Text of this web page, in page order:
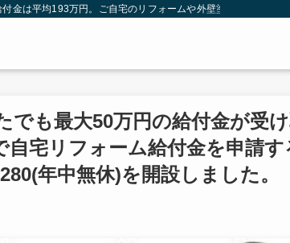
金は平均193万円。ご自宅のリフォームや外壁塗装は火災保険
でも最大50万円の給付金が受
自宅リフォーム給付金を申請
年中無休)を開設しました。